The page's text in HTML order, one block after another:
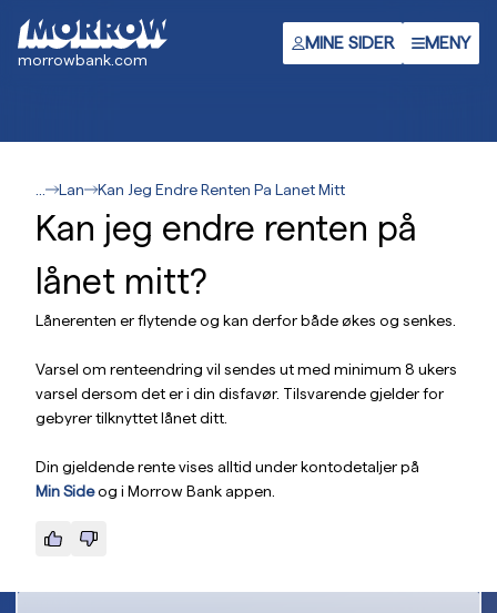
hovedinnhold
morrowbank.com
MINE SIDER MENY
Lan Kan Jeg Endre Renten Pa Lanet Mitt
Kan jeg endre renten på
lånet mitt?
Lånerenten er flytende og kan derfor både økes og senkes.
Varsel om renteendring vil sendes ut med minimum 8 ukers
varsel dersom det er i din disfavør. Tilsvarende gjelder for
gebyrer tilknyttet lånet ditt.
Din gjeldende rente vises alltid under kontodetaljer på
Min Sideog i Morrow Bank appen.